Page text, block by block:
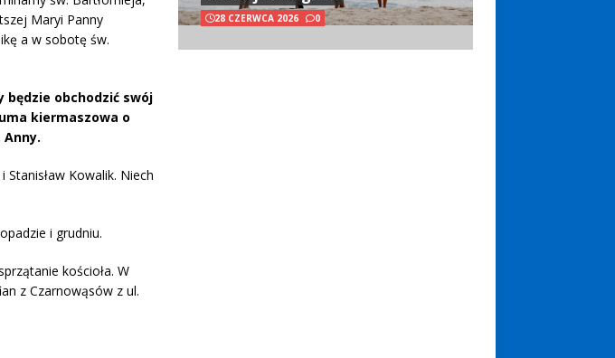
Maryi Panny
a w sobotę św.
będzie obchodzić swój
kiermaszowa o
Anny.
Stanisław Kowalik. Niech
i grudniu.
kościoła. W
z Czarnowąsów z ul.
28 CZERWCA 2026 0